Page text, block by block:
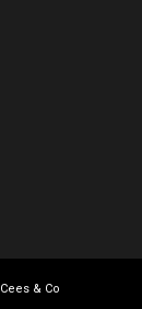
Cees & Co